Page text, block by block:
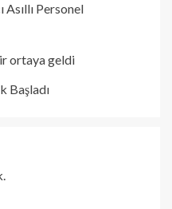
Personel
ortaya geldi
Başladı